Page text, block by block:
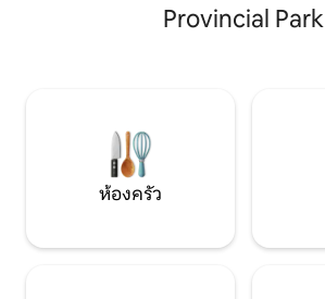
ชายหาด หรือช้อปปิ้งในอ่าว ทีวีไวไฟพร้อม
Provincial Park
ห้องครัว